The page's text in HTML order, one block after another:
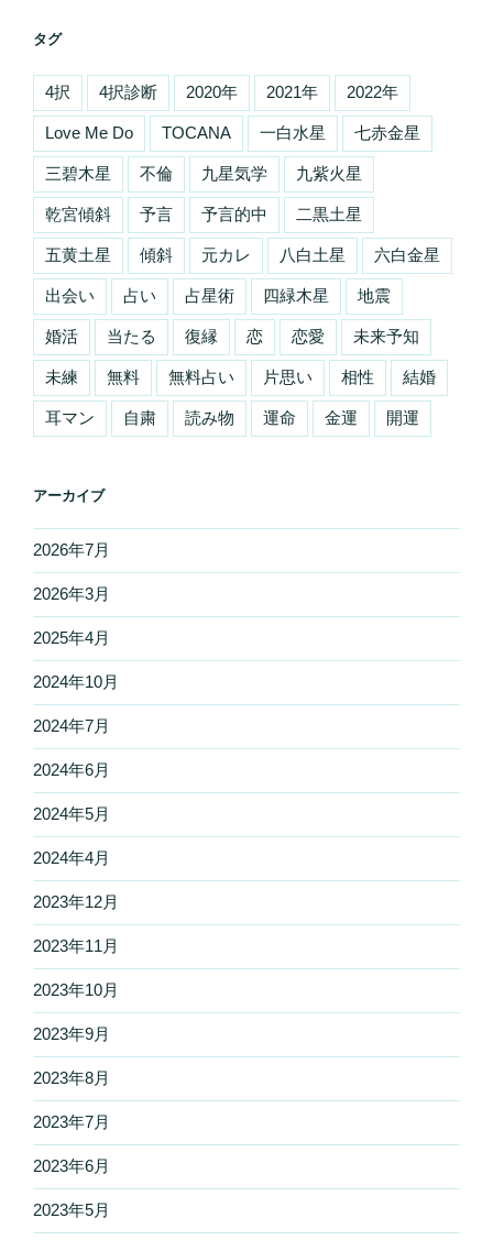
タグ
4択 4択診断 2020年 2021年 2022年
Love Me Do TOCANA 一白水星 七赤金星
三碧木星 不倫 九星気学 九紫火星
乾宮傾斜 予言 予言的中 二黒土星
五黄土星 傾斜 元カレ 八白土星 六白金星
出会い 占い 占星術 四緑木星 地震
婚活 当たる 復縁 恋 恋愛 未来予知
未練 無料 無料占い 片思い 相性 結婚
耳マン 自粛 読み物 運命 金運 開運
アーカイブ
2026年7月
2026年3月
2025年4月
2024年10月
2024年7月
2024年6月
2024年5月
2024年4月
2023年12月
2023年11月
2023年10月
2023年9月
2023年8月
2023年7月
2023年6月
2023年5月